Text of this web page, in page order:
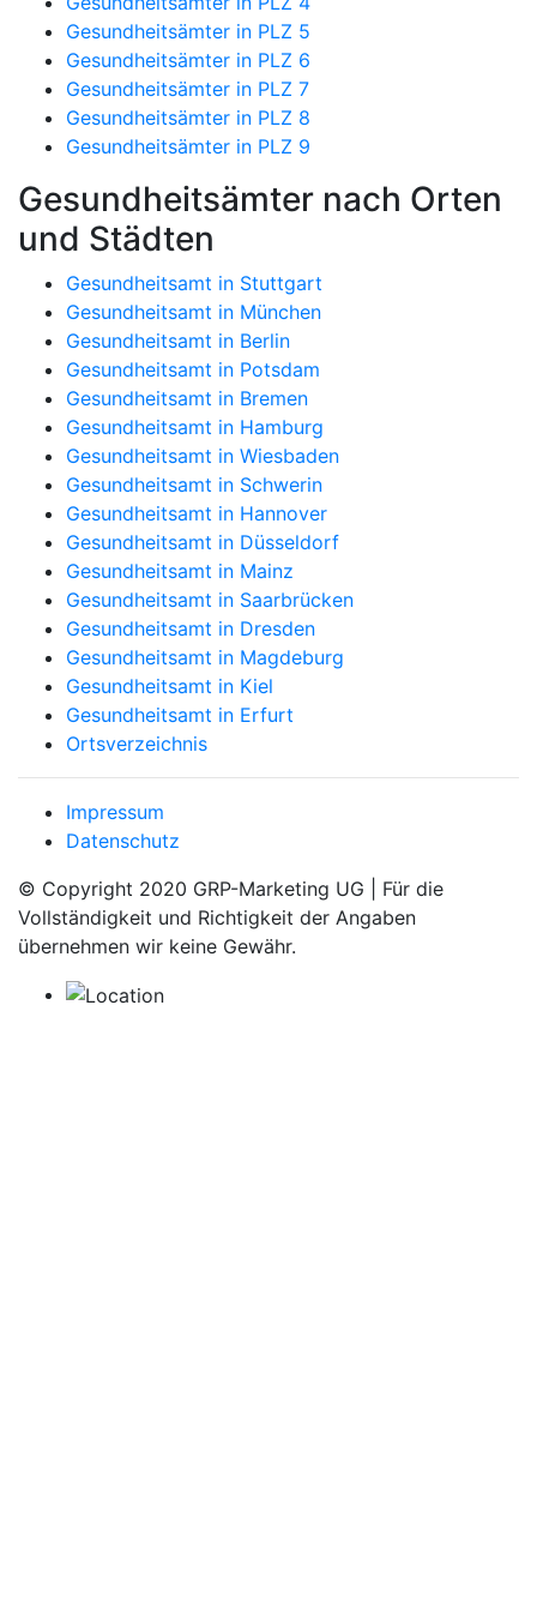
Gesundheitsämter in PLZ 5
Gesundheitsämter in PLZ 6
Gesundheitsämter in PLZ 7
Gesundheitsämter in PLZ 8
Gesundheitsämter in PLZ 9
Gesundheitsämter nach Orten
und Städten
Gesundheitsamt in Stuttgart
Gesundheitsamt in München
Gesundheitsamt in Berlin
Gesundheitsamt in Potsdam
Gesundheitsamt in Bremen
Gesundheitsamt in Hamburg
Gesundheitsamt in Wiesbaden
Gesundheitsamt in Schwerin
Gesundheitsamt in Hannover
Gesundheitsamt in Düsseldorf
Gesundheitsamt in Mainz
Gesundheitsamt in Saarbrücken
Gesundheitsamt in Dresden
Gesundheitsamt in Magdeburg
Gesundheitsamt in Kiel
Gesundheitsamt in Erfurt
Ortsverzeichnis
Impressum
Datenschutz
© Copyright 2020 GRP-Marketing UG | Für die
Vollständigkeit und Richtigkeit der Angaben
übernehmen wir keine Gewähr.